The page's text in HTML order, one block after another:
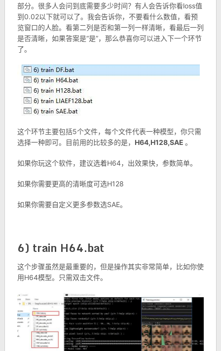
部分。很多人会问到底需要多少时间？有人会告诉你看loss值
到0.02以下就可以了。我会告诉你，不要看什么数值，看预
览窗口的人脸。看第二列是否和第一列一样清晰，看最后一列
是否清晰，如果答案是“是”，那么恭喜你可以进入下一个环节
了。
这个环节主要包括5个文件，每个文件代表一种模型，你只需
选择一种即可。目前用的比较多的是， H64,H128,SAE 。
如果你玩这个软件，建议选着H64，出效果快，参数简单。
如果你需要更高的清晰度可选H128
如果你需要自定义更多参数选SAE。
6) train H64.bat
这个步骤虽然是最重要的，但是操作其实非常简单，比如你使
用H64模型。只需双击文件。